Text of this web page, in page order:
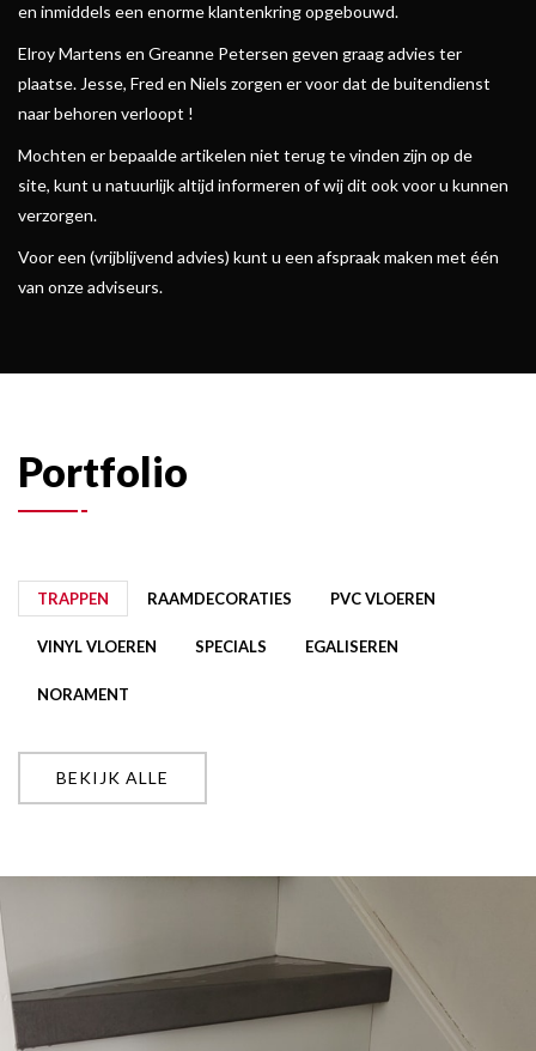
en inmiddels een enorme klantenkring opgebouwd.
Elroy Martens en Greanne Petersen geven graag advies ter
plaatse. Jesse, Fred en Niels zorgen er voor dat de buitendienst
naar behoren verloopt !
Mochten er bepaalde artikelen niet terug te vinden zijn op de
site, kunt u natuurlijk altijd informeren of wij dit ook voor u kunnen
verzorgen.
Voor een (vrijblijvend advies) kunt u een afspraak maken met één
van onze adviseurs.
Portfolio
TRAPPEN RAAMDECORATIES PVC VLOEREN
VINYL VLOEREN SPECIALS EGALISEREN
NORAMENT
BEKIJK ALLE